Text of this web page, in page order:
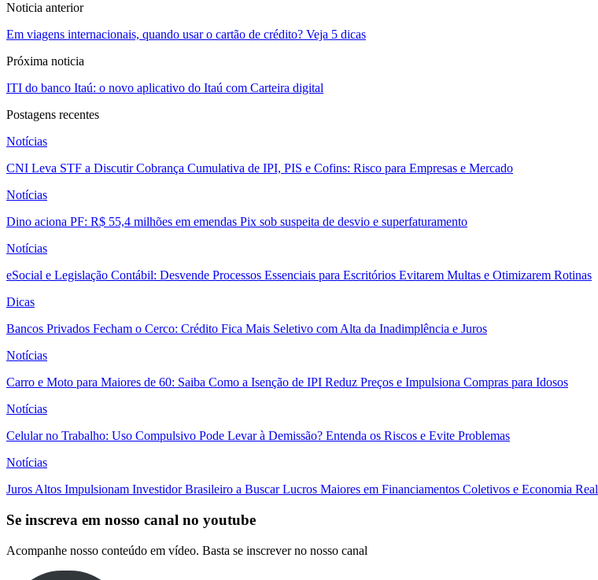
Noticia anterior
Em viagens internacionais, quando usar o cartão de crédito? Veja 5 dicas
Próxima noticia
ITI do banco Itaú: o novo aplicativo do Itaú com Carteira digital
Postagens recentes
Notícias
CNI Leva STF a Discutir Cobrança Cumulativa de IPI, PIS e Cofins: Risco para Empresas e Mercado
Notícias
Dino aciona PF: R$ 55,4 milhões em emendas Pix sob suspeita de desvio e superfaturamento
Notícias
eSocial e Legislação Contábil: Desvende Processos Essenciais para Escritórios Evitarem Multas e Otimizarem Rotinas
Dicas
Bancos Privados Fecham o Cerco: Crédito Fica Mais Seletivo com Alta da Inadimplência e Juros
Notícias
Carro e Moto para Maiores de 60: Saiba Como a Isenção de IPI Reduz Preços e Impulsiona Compras para Idosos
Notícias
Celular no Trabalho: Uso Compulsivo Pode Levar à Demissão? Entenda os Riscos e Evite Problemas
Notícias
Juros Altos Impulsionam Investidor Brasileiro a Buscar Lucros Maiores em Financiamentos Coletivos e Economia Real
Se inscreva em nosso canal no youtube
Acompanhe nosso conteúdo em vídeo. Basta se inscrever no nosso canal